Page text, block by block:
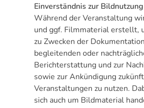
Einverständnis zur Bildnutzung
Während der Veranstaltung
und ggf. Filmmaterial erstellt,
zu Zwecken der
begleitenden oder
Berichterstattung und zur
sowie zur Ankündigung
Veranstaltungen zu nutzen.
sich auch um Bildmaterial